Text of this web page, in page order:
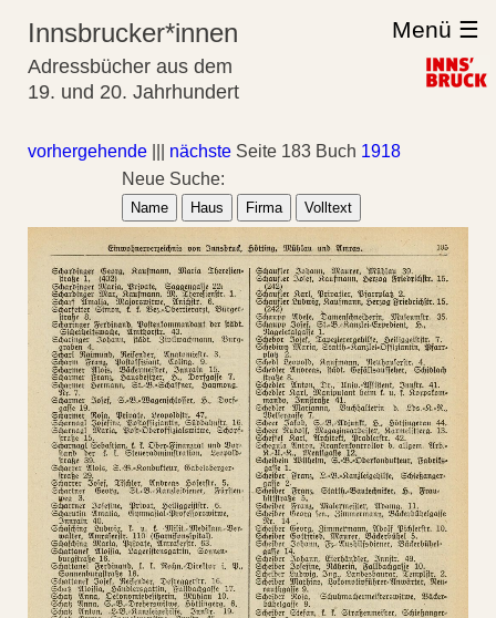
Innsbrucker*innen
Adressbücher aus dem
19. und 20. Jahrhundert
Menü ☰
vorhergehende nächste Seite 183 Buch 1918
Neue Suche:
Name Haus Firma Volltext